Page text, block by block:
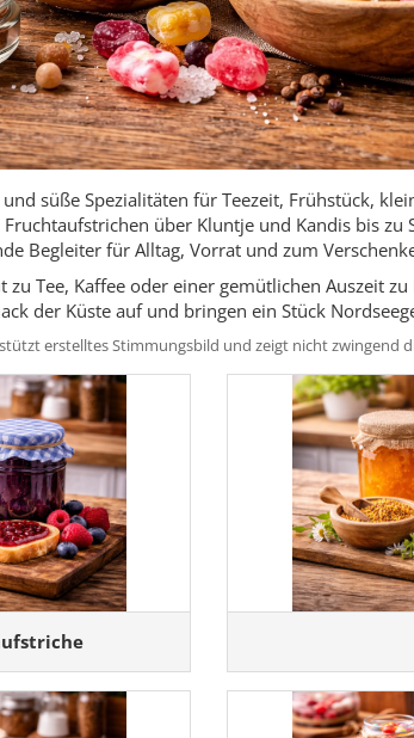
süße Spezialitäten für Teezeit, Frühstück,
über Kluntje und Kandis bis zu
Begleiter für Alltag, Vorrat und zum
zu Tee, Kaffee oder einer gemütlichen Auszeit
der Küste auf und bringen ein Stück
erstelltes Stimmungsbild und zeigt nicht zwingend